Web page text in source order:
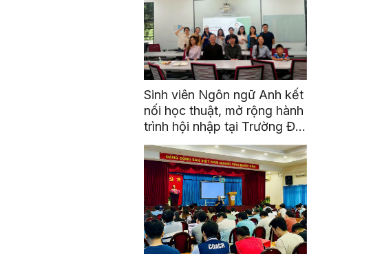
Sinh viên Ngôn ngữ Anh kết
nối học thuật, mở rộng hành
trình hội nhập tại Trường Đại
học Quốc gia Malaysia